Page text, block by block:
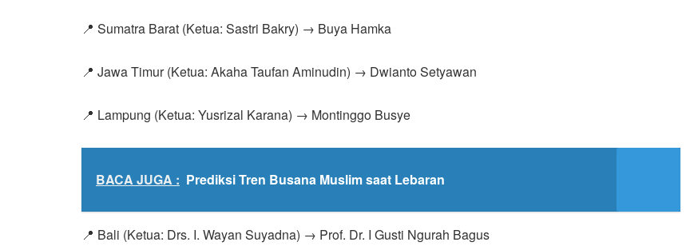
📍 Sumatra Barat (Ketua: Sastri Bakry) → Buya Hamka
📍 Jawa Timur (Ketua: Akaha Taufan Aminudin) → Dwianto Setyawan
📍 Lampung (Ketua: Yusrizal Karana) → Montinggo Busye
BACA JUGA : Prediksi Tren Busana Muslim saat Lebaran
📍 Bali (Ketua: Drs. I. Wayan Suyadna) → Prof. Dr. I Gusti Ngurah Bagus